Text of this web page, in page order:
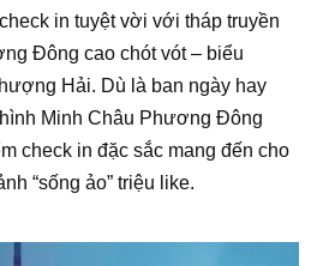
in tuyệt vời với tháp truyền
Đông cao chót vót – biểu
Hải. Dù là ban ngày hay
Minh Châu Phương Đông
check in đặc sắc mang đến cho
“sống ảo” triệu like.